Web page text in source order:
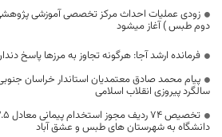
زودی عملیات احداث مرکز تخصصی آموزشی
دوم طبس ) آغاز میشود
فرمانده ارشد آجا: هرگونه تجاوز به مرزها پاسخ
پیام محمد صادق معتمدیان استاندار خراسان
سالگرد پیروزی انقلاب اسلامی
دانشگاه به شهرستان های طبس و عشق آباد